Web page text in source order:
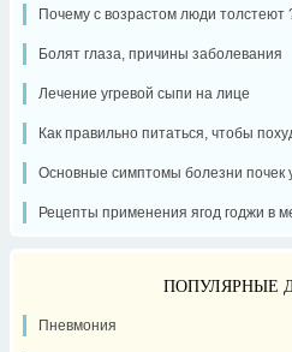
Почему с возрастом люди толстеют
Болят глаза, причины заболевания
Лечение угревой сыпи на лице
Как правильно питаться, чтобы
Основные симптомы болезни почек
Рецепты применения ягод годжи в
ПОПУЛЯРНЫЕ
Пневмония